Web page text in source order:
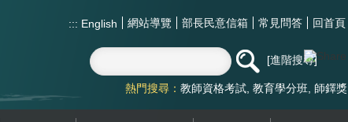
::: English 網站導覽 部長民意信箱 常見問答 回首頁
進階搜尋
熱門搜尋： 教師資格考試 教育學分班 師鐸獎